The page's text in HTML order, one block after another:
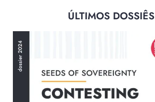
ÚLTIMOS DOSSIÊS